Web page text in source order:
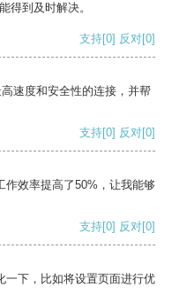
得到及时解决。
支持[0] 反对[0]
速度和安全性的连接，并帮
支持[0] 反对[0]
作效率提高了50%，让我能够
支持[0] 反对[0]
一下，比如将设置页面进行优